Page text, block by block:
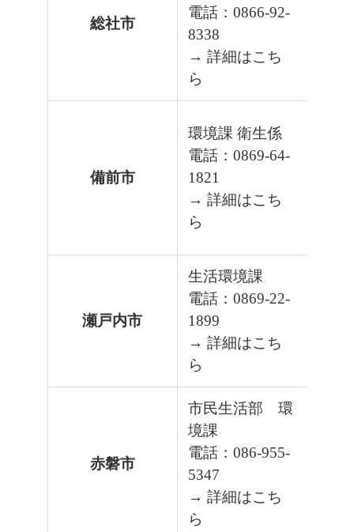
総社市
電話：0866-92-
8338
→ 詳細はこち
ら
備前市
環境課 衛生係
電話：0869-64-
1821
→ 詳細はこち
ら
瀬戸内市
生活環境課
電話：0869-22-
1899
→ 詳細はこち
ら
赤磐市
市民生活部 環
境課
電話：086-955-
5347
→ 詳細はこち
ら